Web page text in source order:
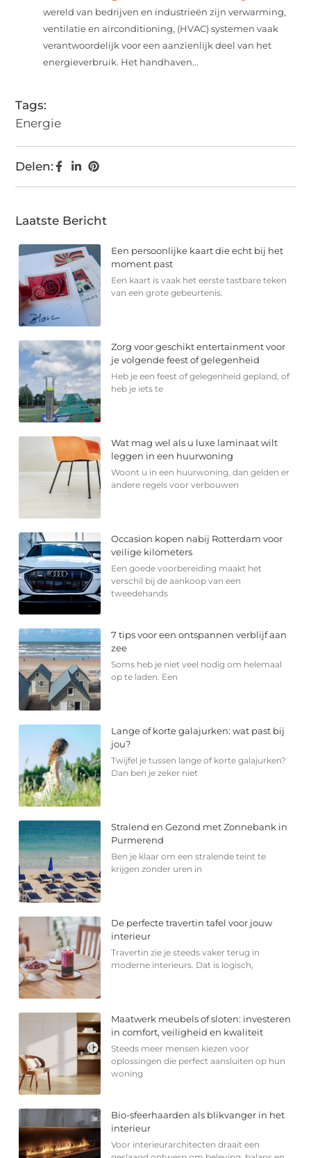
wereld van bedrijven en industrieën zijn verwarming,
ventilatie en airconditioning, (HVAC) systemen vaak
verantwoordelijk voor een aanzienlijk deel van het
energieverbruik. Het handhaven...
Tags:
Energie
Delen:
Laatste Bericht
Een persoonlijke kaart die echt bij het
moment past
Een kaart is vaak het eerste tastbare teken
van een grote gebeurtenis.
Zorg voor geschikt entertainment voor
je volgende feest of gelegenheid
Heb je een feest of gelegenheid gepland, of
heb je iets te
Wat mag wel als u luxe laminaat wilt
leggen in een huurwoning
Woont u in een huurwoning, dan gelden er
andere regels voor verbouwen
Occasion kopen nabij Rotterdam voor
veilige kilometers
Een goede voorbereiding maakt het
verschil bij de aankoop van een
tweedehands
7 tips voor een ontspannen verblijf aan
zee
Soms heb je niet veel nodig om helemaal
op te laden. Een
Lange of korte galajurken: wat past bij
jou?
Twijfel je tussen lange of korte galajurken?
Dan ben je zeker niet
Stralend en Gezond met Zonnebank in
Purmerend
Ben je klaar om een stralende teint te
krijgen zonder uren in
De perfecte travertin tafel voor jouw
interieur
Travertin zie je steeds vaker terug in
moderne interieurs. Dat is logisch,
Maatwerk meubels of sloten: investeren
in comfort, veiligheid en kwaliteit
Steeds meer mensen kiezen voor
oplossingen die perfect aansluiten op hun
woning
Bio-sfeerhaarden als blikvanger in het
interieur
Voor interieurarchitecten draait een